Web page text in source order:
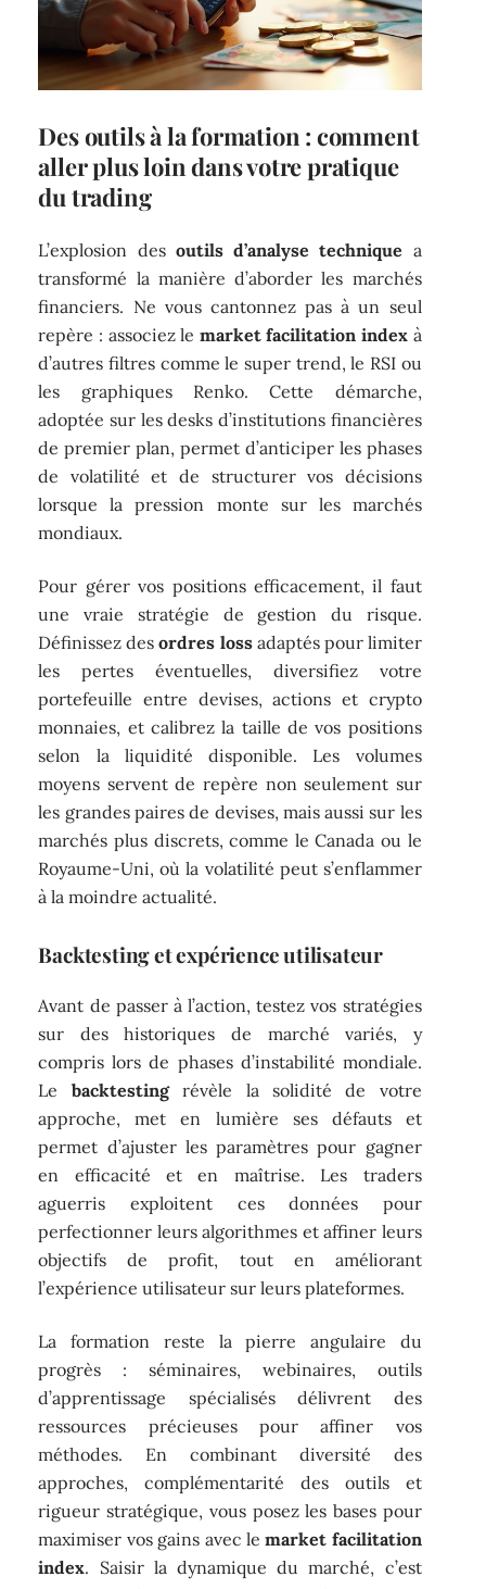
Des outils à la formation : comment
aller plus loin dans votre pratique
du trading
L’explosion des outils d’analyse technique a
transformé la manière d’aborder les marchés
financiers. Ne vous cantonnez pas à un seul
repère : associez le market facilitation index à
d’autres filtres comme le super trend, le RSI ou
les graphiques Renko. Cette démarche,
adoptée sur les desks d’institutions financières
de premier plan, permet d’anticiper les phases
de volatilité et de structurer vos décisions
lorsque la pression monte sur les marchés
mondiaux.
Pour gérer vos positions efficacement, il faut
une vraie stratégie de gestion du risque.
Définissez desordres lossadaptés pour limiter
les pertes éventuelles, diversifiez votre
portefeuille entre devises, actions et crypto
monnaies, et calibrez la taille de vos positions
selon la liquidité disponible. Les volumes
moyens servent de repère non seulement sur
les grandes paires de devises, mais aussi sur les
marchés plus discrets, comme le Canada ou le
Royaume-Uni, où la volatilité peut s’enflammer
à la moindre actualité.
Backtesting et expérience utilisateur
Avant de passer à l’action, testez vos stratégies
sur des historiques de marché variés, y
compris lors de phases d’instabilité mondiale.
Le backtestingrévèle la solidité de votre
approche, met en lumière ses défauts et
permet d’ajuster les paramètres pour gagner
en efficacité et en maîtrise. Les traders
aguerris exploitent ces données pour
perfectionner leurs algorithmes et affiner leurs
objectifs de profit, tout en améliorant
l’expérience utilisateur sur leurs plateformes.
La formation reste la pierre angulaire du
progrès : séminaires, webinaires, outils
d’apprentissage spécialisés délivrent des
ressources précieuses pour affiner vos
méthodes. En combinant diversité des
approches, complémentarité des outils et
rigueur stratégique, vous posez les bases pour
maximiser vos gains avec lemarket facilitation
index. Saisir la dynamique du marché, c’est